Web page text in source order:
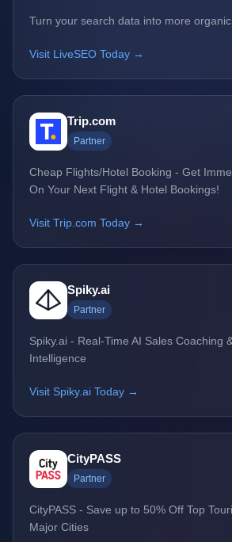
Turn your search data into more
Visit LiveSEO Today →
Trip.com
Partner
Cheap Flights/Hotel Booking - Get
On Your Next Flight & Hotel Bookings!
Visit Trip.com Today →
Spiky.ai
Partner
Spiky.ai - Real-Time AI Sales Coaching
Intelligence
Visit Spiky.ai Today →
CityPASS
Partner
CityPASS - Save up to 50% Off Top
Major Cities